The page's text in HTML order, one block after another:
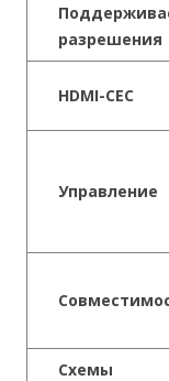
разрешения
HDMI-CEC
Управление
Схемы